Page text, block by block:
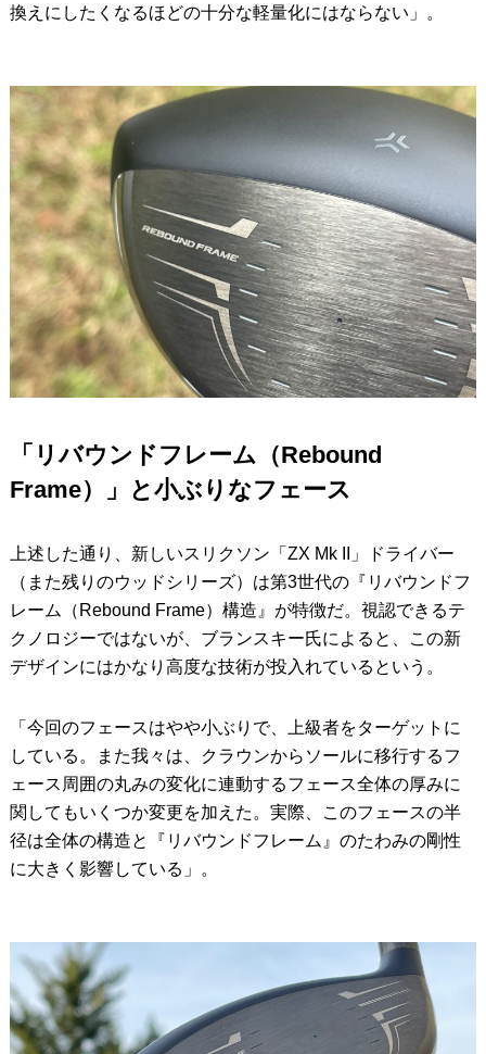
換えにしたくなるほどの十分な軽量化にはならない」。
「リバウンドフレーム（Rebound
Frame）」と小ぶりなフェース
上述した通り、新しいスリクソン「ZX Mk II」ドライバー
（また残りのウッドシリーズ）は第3世代の『リバウンドフ
レーム（Rebound Frame）構造』が特徴だ。視認できるテ
クノロジーではないが、ブランスキー氏によると、この新
デザインにはかなり高度な技術が投入れているという。
「今回のフェースはやや小ぶりで、上級者をターゲットに
している。また我々は、クラウンからソールに移行するフ
ェース周囲の丸みの変化に連動するフェース全体の厚みに
関してもいくつか変更を加えた。実際、このフェースの半
径は全体の構造と『リバウンドフレーム』のたわみの剛性
に大きく影響している」。